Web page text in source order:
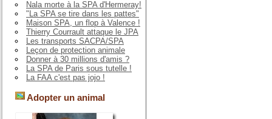
Nala morte à la SPA d'Hermeray!
"La SPA se tire dans les pattes"
Maison SPA, un flop à Valence !
Thierry Courrault attaque le JPA
Les transports SACPA/SPA
Leçon de protection animale
Donner à 30 millions d'amis ?
La SPA de Paris sous tutelle !
La FAA c'est pas jojo !
Adopter un animal